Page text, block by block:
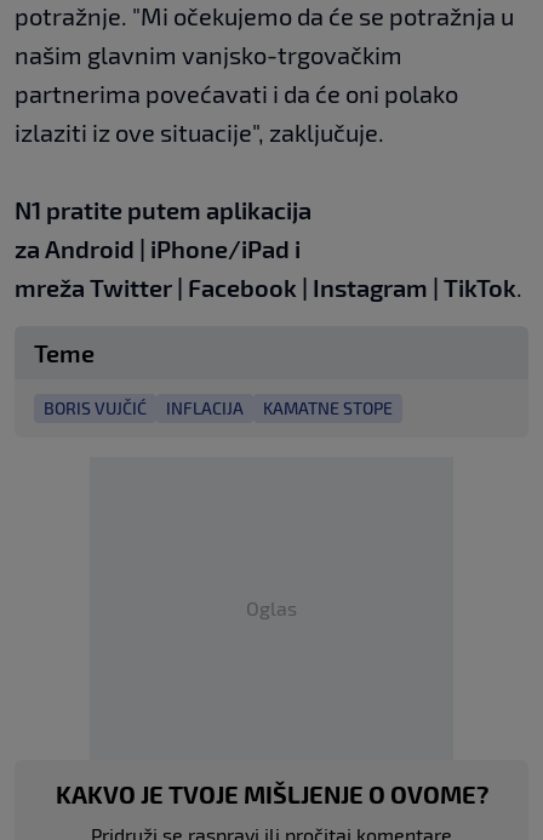
potražnje. "Mi očekujemo da će se potražnja u
našim glavnim vanjsko-trgovačkim
partnerima povećavati i da će oni polako
izlaziti iz ove situacije", zaključuje.
N1 pratite putem aplikacija
za Android | iPhone/iPad i
mreža Twitter | Facebook | Instagram | TikTok.
Teme
BORIS VUJČIĆ INFLACIJA KAMATNE STOPE
Oglas
KAKVO JE TVOJE MIŠLJENJE O OVOME?
Pridruži se raspravi ili pročitaj komentare